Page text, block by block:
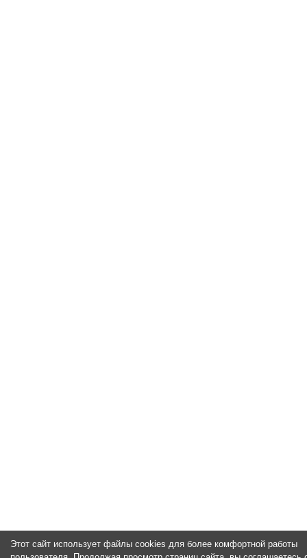
Этот сайт использует файлы cookies для более комфортной работы